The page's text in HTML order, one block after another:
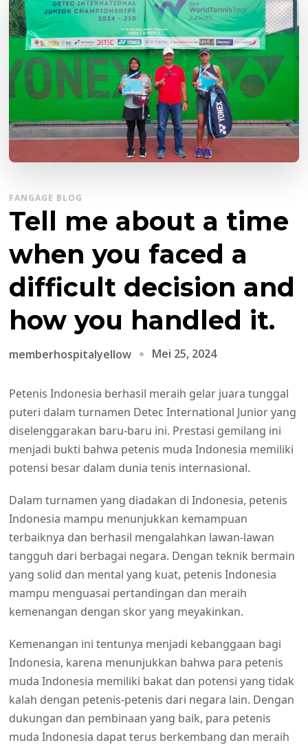
FANGAGE BLOG
Tell me about a time
when you faced a
difficult decision and
how you handled it.
memberhospitalyellow Mei 25, 2024
Petenis Indonesia berhasil meraih gelar juara tunggal
puteri dalam turnamen Detec International Junior yang
diselenggarakan baru-baru ini. Prestasi gemilang ini
menjadi bukti bahwa petenis muda Indonesia memiliki
potensi besar dalam dunia tenis internasional.
Dalam turnamen yang diadakan di Indonesia, petenis
Indonesia mampu menunjukkan kemampuan
terbaiknya dan berhasil mengalahkan lawan-lawan
tangguh dari berbagai negara. Dengan teknik bermain
yang solid dan mental yang kuat, petenis Indonesia
mampu menguasai pertandingan dan meraih
kemenangan dengan skor yang meyakinkan.
Kemenangan ini tentunya menjadi kebanggaan bagi
Indonesia, karena menunjukkan bahwa para petenis
muda Indonesia memiliki bakat dan potensi yang tidak
kalah dengan petenis-petenis dari negara lain. Dengan
dukungan dan pembinaan yang baik, para petenis
muda Indonesia dapat terus berkembang dan meraih